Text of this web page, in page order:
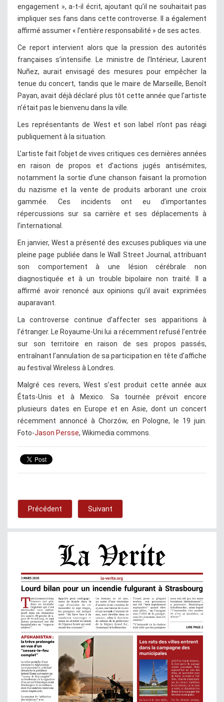
engagement », a-t-il écrit, ajoutant qu’il ne souhaitait pas
impliquer ses fans dans cette controverse. Il a également
affirmé assumer « l’entière responsabilité » de ses actes.
Ce report intervient alors que la pression des autorités
françaises s’intensifie. Le ministre de l’Intérieur, Laurent
Nuñez, aurait envisagé des mesures pour empêcher la
tenue du concert, tandis que le maire de Marseille, Benoît
Payan, avait déjà déclaré plus tôt cette année que l’artiste
n’était pas le bienvenu dans la ville.
Les représentants de West et son label n’ont pas réagi
publiquement à la situation.
L’artiste fait l’objet de vives critiques ces dernières années
en raison de propos et d’actions jugés antisémites,
notamment la sortie d’une chanson faisant la promotion
du nazisme et la vente de produits arborant une croix
gammée. Ces incidents ont eu d’importantes
répercussions sur sa carrière et ses déplacements à
l’international.
En janvier, West a présenté des excuses publiques via une
pleine page publiée dans le Wall Street Journal, attribuant
son comportement à une lésion cérébrale non
diagnostiquée et à un trouble bipolaire non traité. Il a
affirmé avoir renoncé aux opinions qu’il avait exprimées
auparavant.
La controverse continue d’affecter ses apparitions à
l’étranger. Le Royaume-Uni lui a récemment refusé l’entrée
sur son territoire en raison de ses propos passés,
entraînant l’annulation de sa participation en tête d’affiche
au festival Wireless à Londres.
Malgré ces revers, West s’est produit cette année aux
États-Unis et à Mexico. Sa tournée prévoit encore
plusieurs dates en Europe et en Asie, dont un concert
récemment annoncé à Chorzów, en Pologne, le 19 juin.
Foto-Jason Persse, Wikimedia commons.
Précédent Suivant